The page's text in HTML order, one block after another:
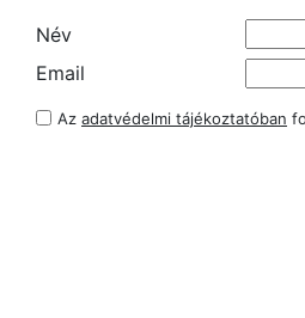
Név
Email
Az adatvédelmi tájékoztatóban